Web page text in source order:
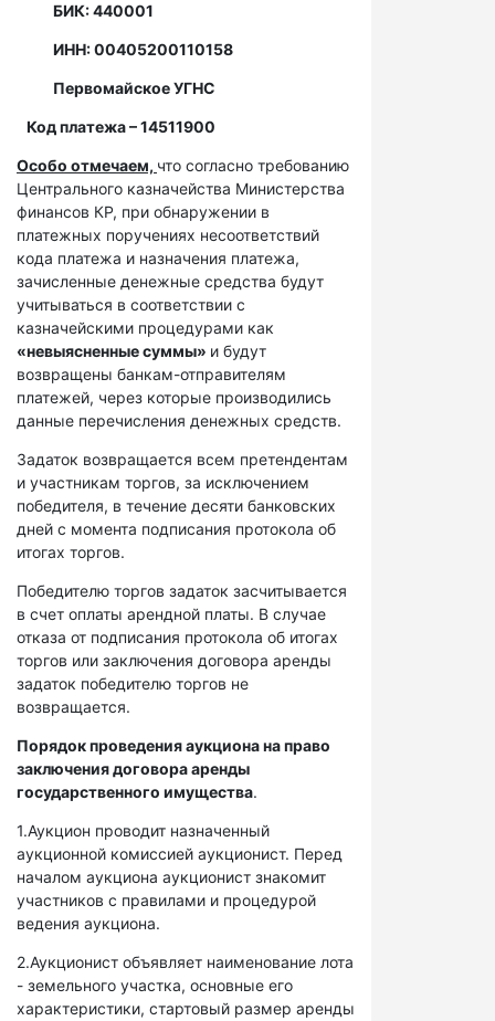
БИК: 440001
ИНН: 00405200110158
Первомайское УГНС
Код платежа – 14511900
Особо отмечаем, что согласно требованию
Центрального казначейства Министерства
финансов КР, при обнаружении в
платежных поручениях несоответствий
кода платежа и назначения платежа,
зачисленные денежные средства будут
учитываться в соответствии с
казначейскими процедурами как
«невыясненные суммы» и будут
возвращены банкам-отправителям
платежей, через которые производились
данные перечисления денежных средств.
Задаток возвращается всем претендентам
и участникам торгов, за исключением
победителя, в течение десяти банковских
дней с момента подписания протокола об
итогах торгов.
Победителю торгов задаток засчитывается
в счет оплаты арендной платы. В случае
отказа от подписания протокола об итогах
торгов или заключения договора аренды
задаток победителю торгов не
возвращается.
Порядок проведения аукциона на право
заключения договора аренды
государственного имущества.
1.Аукцион проводит назначенный
аукционной комиссией аукционист. Перед
началом аукциона аукционист знакомит
участников с правилами и процедурой
ведения аукциона.
2.Аукционист объявляет наименование лота
- земельного участка, основные его
характеристики, стартовый размер аренды